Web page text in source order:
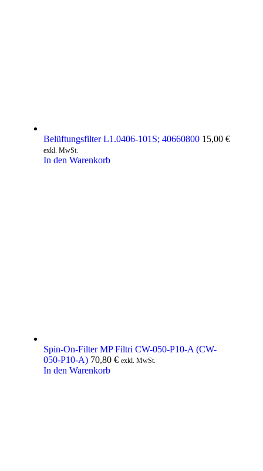
Belüftungsfilter L1.0406-101S; 40660800 15,00 €
exkl. MwSt.
In den Warenkorb
Spin-On-Filter MP Filtri CW-050-P10-A (CW-
050-P10-A) 70,80 € exkl. MwSt.
In den Warenkorb